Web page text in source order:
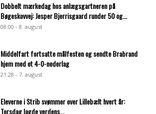
Dobbelt mærkedag hos anlægsgartneren på
Bøgeskovvej: Jesper Bjerrisgaard runder 50 og...
08:00 - 8. august
Middelfart fortsatte målfesten og sendte Brabrand
hjem med et 4-0-nederlag
21:28 - 7. august
Eleverne i Strib svømmer over Lillebælt hvert år:
Torsdag lagde verdens...